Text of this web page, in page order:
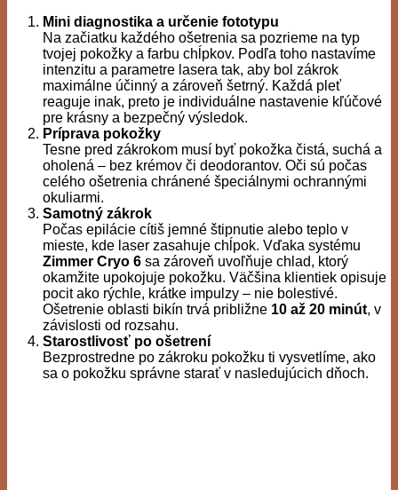
Mini diagnostika a určenie fototypu
Na začiatku každého ošetrenia sa pozrieme na typ
tvojej pokožky a farbu chĺpkov. Podľa toho nastavíme
intenzitu a parametre lasera tak, aby bol zákrok
maximálne účinný a zároveň šetrný. Každá pleť
reaguje inak, preto je individuálne nastavenie kľúčové
pre krásny a bezpečný výsledok.
Príprava pokožky
Tesne pred zákrokom musí byť pokožka čistá, suchá a
oholená – bez krémov či deodorantov. Oči sú počas
celého ošetrenia chránené špeciálnymi ochrannými
okuliarmi.
Samotný zákrok
Počas epilácie cítiš jemné štipnutie alebo teplo v
mieste, kde laser zasahuje chĺpok. Vďaka systému
Zimmer Cryo 6 sa zároveň uvoľňuje chlad, ktorý
okamžite upokojuje pokožku. Väčšina klientiek opisuje
pocit ako rýchle, krátke impulzy – nie bolestivé.
Ošetrenie oblasti bikín trvá približne 10 až 20 minút, v
závislosti od rozsahu.
Starostlivosť po ošetrení
Bezprostredne po zákroku pokožku ti vysvetlíme, ako
sa o pokožku správne starať v nasledujúcich dňoch.